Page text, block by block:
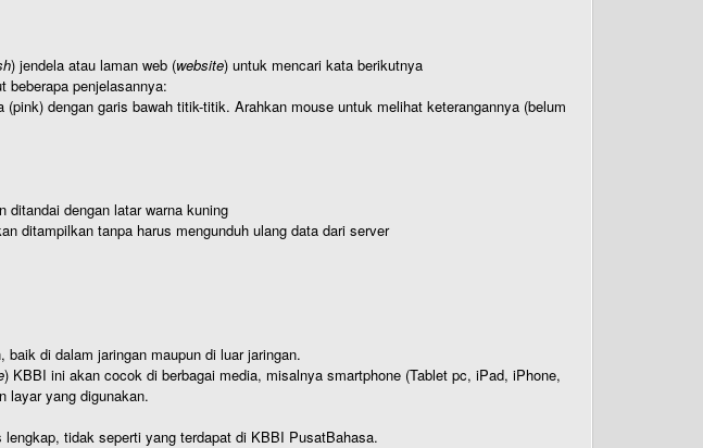
) jendela atau laman web (website) untuk mencari kata berikutnya
beberapa penjelasannya:
dengan garis bawah titik-titik. Arahkan mouse untuk melihat keterangannya (belum
dengan latar warna kuning
ditampilkan tanpa harus mengunduh ulang data dari server
di dalam jaringan maupun di luar jaringan.
) KBBI ini akan cocok di berbagai media, misalnya smartphone (Tablet pc, iPad, iPhone,
layar yang digunakan.
tidak seperti yang terdapat di KBBI PusatBahasa.